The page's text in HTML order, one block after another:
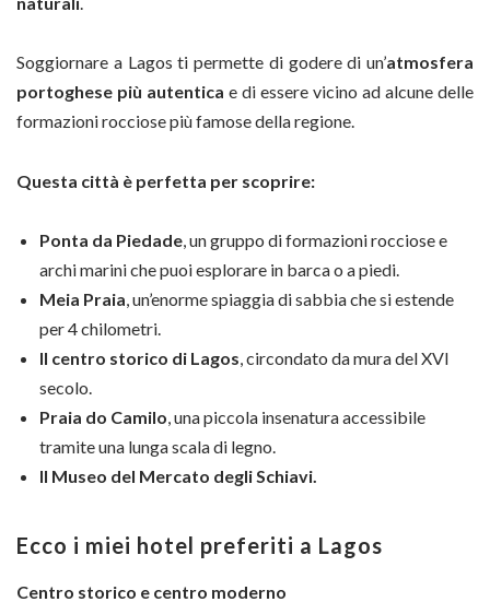
Soggiornare a Lagos ti permette di godere di un’atmosfera
portoghese più autentica e di essere vicino ad alcune delle
formazioni rocciose più famose della regione.
Questa città è perfetta per scoprire:
Ponta da Piedade, un gruppo di formazioni rocciose e
archi marini che puoi esplorare in barca o a piedi.
Meia Praia, un’enorme spiaggia di sabbia che si estende
per 4 chilometri.
Il centro storico di Lagos, circondato da mura del XVI
secolo.
Praia do Camilo, una piccola insenatura accessibile
tramite una lunga scala di legno.
Il Museo del Mercato degli Schiavi.
Ecco i miei hotel preferiti a Lagos
Centro storico e centro moderno